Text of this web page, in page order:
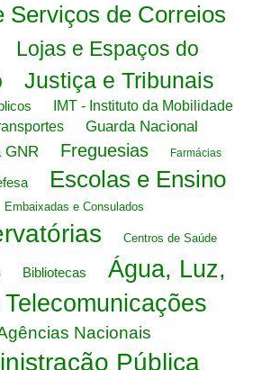
Serviços de Correios
Lojas e Espaços do
Justiça e Tribunais
IMT - Instituto da Mobilidade
Guarda Nacional
GNR
Freguesias Farmácias
Escolas e Ensino
Embaixadas e Consulados
Centros de Saúde
Bibliotecas
Água, Luz,
Nacionais
Pública